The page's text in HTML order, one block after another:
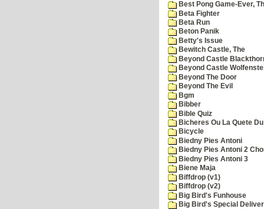
Best Pong Game-Ever,
Beta Fighter
Beta Run
Beton Panik
Betty's Issue
Bewitch Castle, The
Beyond Castle
Beyond Castle
Beyond The Door
Beyond The Evil
Bgm
Bibber
Bible Quiz
Bicheres Ou La Quete
Bicycle
Biedny Pies Antoni
Biedny Pies Antoni 2
Biedny Pies Antoni 3
Biene Maja
Biffdrop (v1)
Biffdrop (v2)
Big Bird's Funhouse
Big Bird's Special